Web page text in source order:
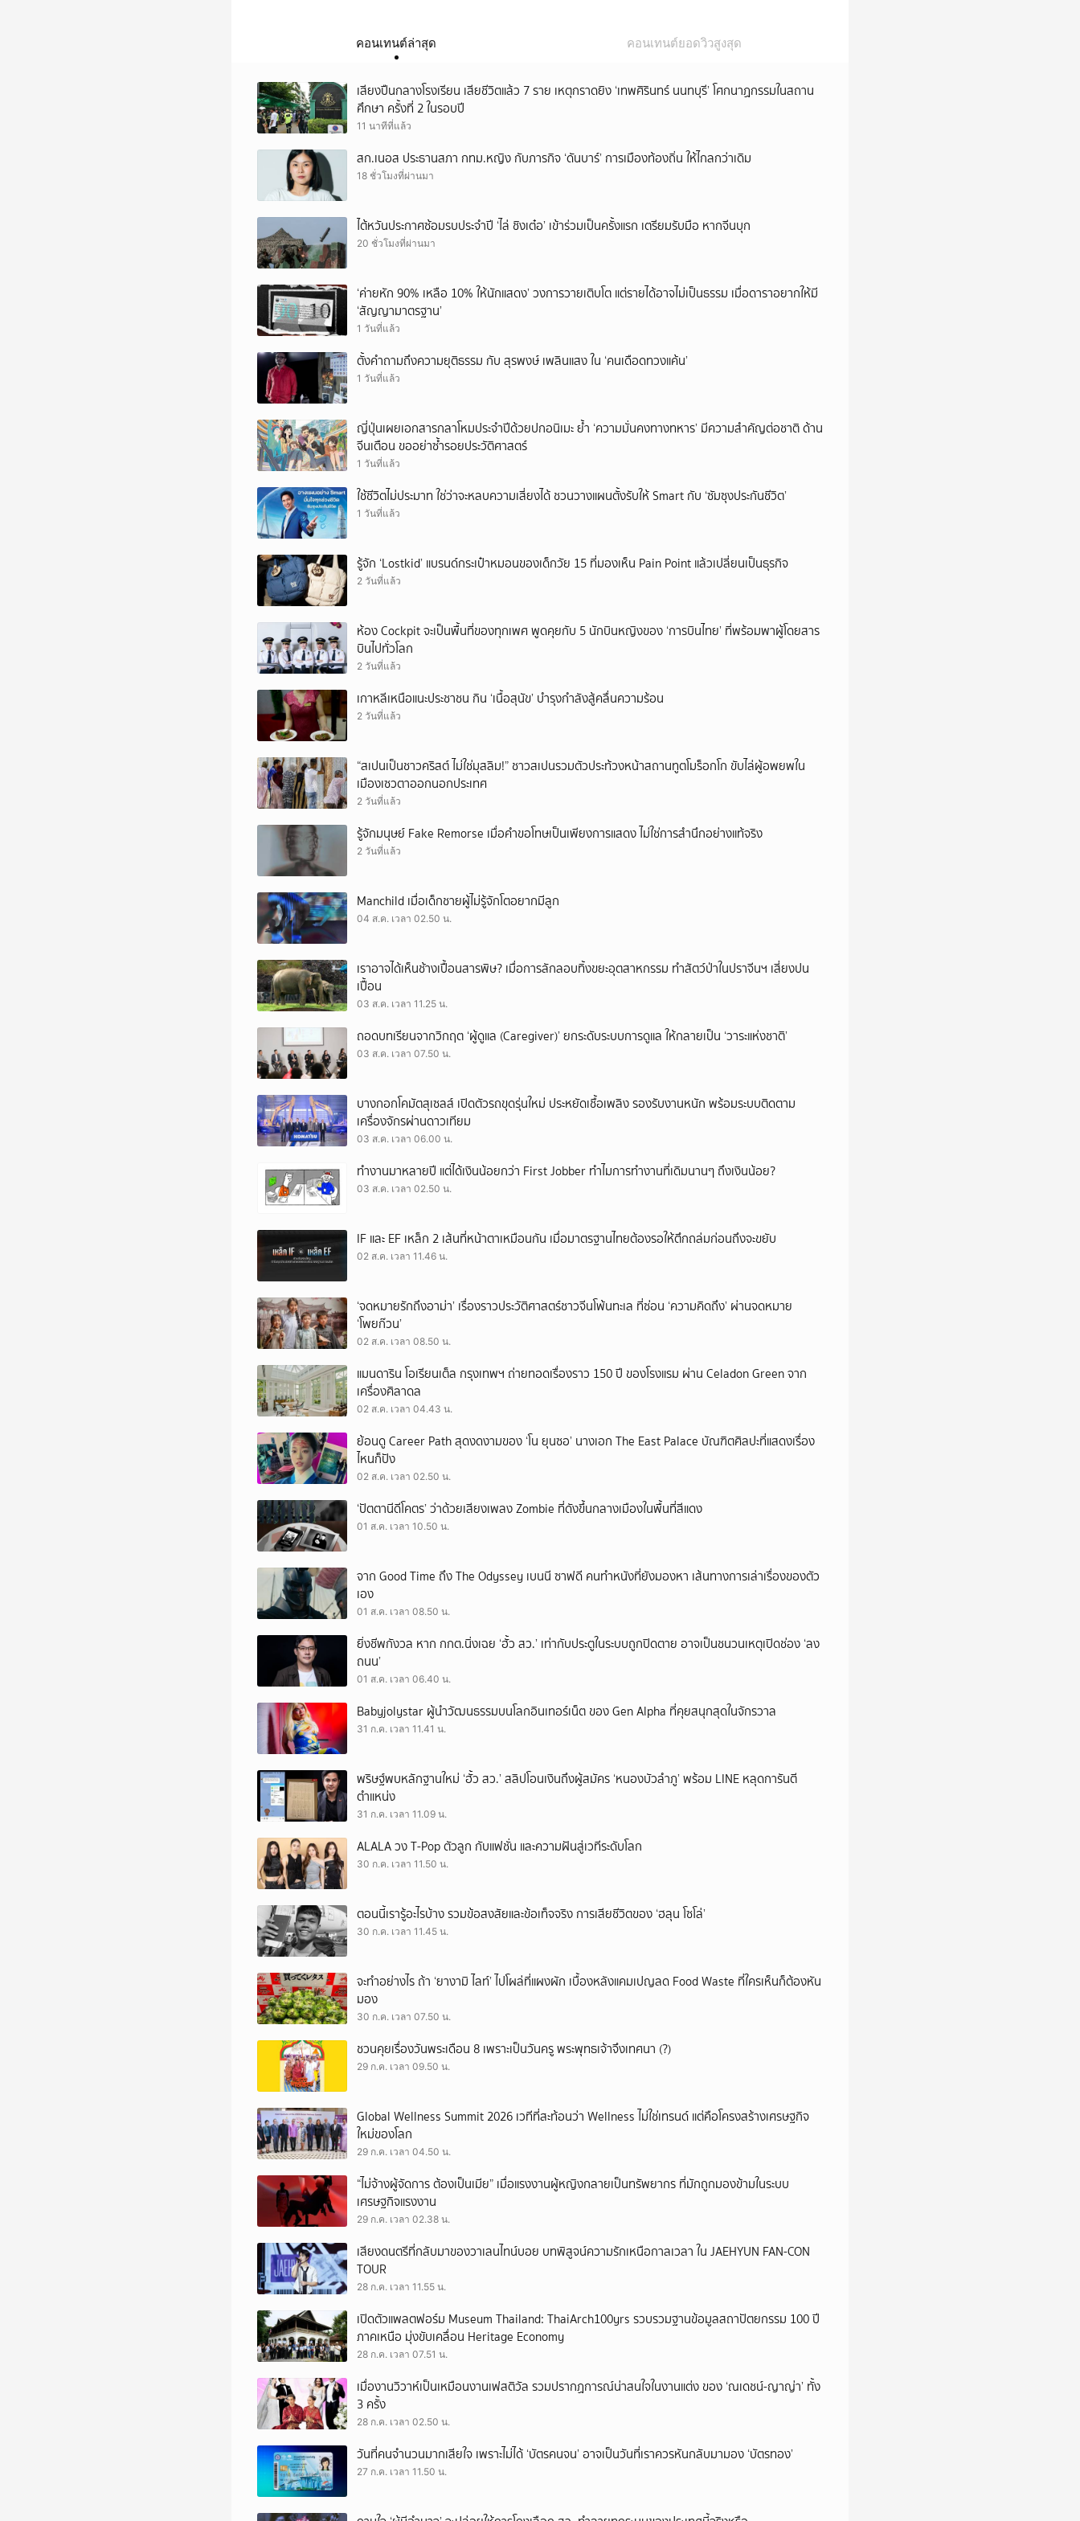
คอนเทนต์ล่าสุด คอนเทนต์ยอดวิวสูงสุด
เสียงปืนกลางโรงเรียน เสียชีวิตแล้ว 7 ราย เหตุกราดยิง ‘เทพศิรินทร์ นนทบุรี’ โศกนาฏกรรมในสถาน
ศึกษา ครั้งที่ 2 ในรอบปี
11 นาทีที่แล้ว
สก.เนอส ประธานสภา กทม.หญิง กับภารกิจ ‘ดันบาร์’ การเมืองท้องถิ่น ให้ไกลกว่าเดิม
18 ชั่วโมงที่ผ่านมา
ไต้หวันประกาศซ้อมรบประจำปี ‘ไล่ ชิงเต๋อ’ เข้าร่วมเป็นครั้งแรก เตรียมรับมือ หากจีนบุก
20 ชั่วโมงที่ผ่านมา
‘ค่ายหัก 90% เหลือ 10% ให้นักแสดง’ วงการวายเติบโต แต่รายได้อาจไม่เป็นธรรม เมื่อดาราอยากให้มี
‘สัญญามาตรฐาน’
1 วันที่แล้ว
ตั้งคำถามถึงความยุติธรรม กับ สุรพงษ์ เพลินแสง ใน ‘คนเดือดทวงแค้น’
1 วันที่แล้ว
ญี่ปุ่นเผยเอกสารกลาโหมประจำปีด้วยปกอนิเมะ ย้ำ ‘ความมั่นคงทางทหาร’ มีความสำคัญต่อชาติ ด้าน
จีนเตือน ขออย่าซ้ำรอยประวัติศาสตร์
1 วันที่แล้ว
ใช้ชีวิตไม่ประมาท ใช่ว่าจะหลบความเสี่ยงได้ ชวนวางแผนตั้งรับให้ Smart กับ ‘ซัมซุงประกันชีวิต’
1 วันที่แล้ว
รู้จัก ‘Lostkid’ แบรนด์กระเป๋าหมอนของเด็กวัย 15 ที่มองเห็น Pain Point แล้วเปลี่ยนเป็นธุรกิจ
2 วันที่แล้ว
ห้อง Cockpit จะเป็นพื้นที่ของทุกเพศ พูดคุยกับ 5 นักบินหญิงของ ‘การบินไทย’ ที่พร้อมพาผู้โดยสาร
บินไปทั่วโลก
2 วันที่แล้ว
เกาหลีเหนือแนะประชาชน กิน ‘เนื้อสุนัข’ บำรุงกำลังสู้คลื่นความร้อน
2 วันที่แล้ว
“สเปนเป็นชาวคริสต์ ไม่ใช่มุสลิม!” ชาวสเปนรวมตัวประท้วงหน้าสถานทูตโมร็อกโก ขับไล่ผู้อพยพใน
เมืองเซวตาออกนอกประเทศ
2 วันที่แล้ว
รู้จักมนุษย์ Fake Remorse เมื่อคำขอโทษเป็นเพียงการแสดง ไม่ใช่การสำนึกอย่างแท้จริง
2 วันที่แล้ว
Manchild เมื่อเด็กชายผู้ไม่รู้จักโตอยากมีลูก
04 ส.ค. เวลา 02.50 น.
เราอาจได้เห็นช้างเปื้อนสารพิษ? เมื่อการลักลอบทิ้งขยะอุตสาหกรรม ทำสัตว์ป่าในปราจีนฯ เสี่ยงปน
เปื้อน
03 ส.ค. เวลา 11.25 น.
ถอดบทเรียนจากวิกฤต ‘ผู้ดูแล (Caregiver)’ ยกระดับระบบการดูแล ให้กลายเป็น ‘วาระแห่งชาติ’
03 ส.ค. เวลา 07.50 น.
บางกอกโคมัตสุเซลส์ เปิดตัวรถขุดรุ่นใหม่ ประหยัดเชื้อเพลิง รองรับงานหนัก พร้อมระบบติดตาม
เครื่องจักรผ่านดาวเทียม
03 ส.ค. เวลา 06.00 น.
ทำงานมาหลายปี แต่ได้เงินน้อยกว่า First Jobber ทำไมการทำงานที่เดิมนานๆ ถึงเงินน้อย?
03 ส.ค. เวลา 02.50 น.
IF และ EF เหล็ก 2 เส้นที่หน้าตาเหมือนกัน เมื่อมาตรฐานไทยต้องรอให้ตึกถล่มก่อนถึงจะขยับ
02 ส.ค. เวลา 11.46 น.
‘จดหมายรักถึงอาม่า’ เรื่องราวประวัติศาสตร์ชาวจีนโพ้นทะเล ที่ซ่อน ‘ความคิดถึง’ ผ่านจดหมาย
‘โพยก๊วน’
02 ส.ค. เวลา 08.50 น.
แมนดาริน โอเรียนเต็ล กรุงเทพฯ ถ่ายทอดเรื่องราว 150 ปี ของโรงแรม ผ่าน Celadon Green จาก
เครื่องศิลาดล
02 ส.ค. เวลา 04.43 น.
ย้อนดู Career Path สุดงดงามของ ‘โน ยุนซอ’ นางเอก The East Palace บัณฑิตศิลปะที่แสดงเรื่อง
ไหนก็ปัง
02 ส.ค. เวลา 02.50 น.
‘ปัตตานีดีโคตร’ ว่าด้วยเสียงเพลง Zombie ที่ดังขึ้นกลางเมืองในพื้นที่สีแดง
01 ส.ค. เวลา 10.50 น.
จาก Good Time ถึง The Odyssey เบนนี ซาฟดี คนทำหนังที่ยังมองหา เส้นทางการเล่าเรื่องของตัว
เอง
01 ส.ค. เวลา 08.50 น.
ยิ่งชีพกังวล หาก กกต.นิ่งเฉย ‘ฮั้ว สว.’ เท่ากับประตูในระบบถูกปิดตาย อาจเป็นชนวนเหตุเปิดช่อง ‘ลง
ถนน’
01 ส.ค. เวลา 06.40 น.
Babyjolystar ผู้นำวัฒนธรรมบนโลกอินเทอร์เน็ต ของ Gen Alpha ที่คุยสนุกสุดในจักรวาล
31 ก.ค. เวลา 11.41 น.
พริษฐ์พบหลักฐานใหม่ ‘ฮั้ว สว.’ สลิปโอนเงินถึงผู้สมัคร ‘หนองบัวลำภู’ พร้อม LINE หลุดการันตี
ตำแหน่ง
31 ก.ค. เวลา 11.09 น.
ALALA วง T-Pop ตัวลูก กับแฟชั่น และความฝันสู่เวทีระดับโลก
30 ก.ค. เวลา 11.50 น.
ตอนนี้เรารู้อะไรบ้าง รวมข้อสงสัยและข้อเท็จจริง การเสียชีวิตของ ‘ฮลุน โซโล่’
30 ก.ค. เวลา 11.45 น.
จะทำอย่างไร ถ้า ‘ยางามิ ไลท์’ ไปโผล่ที่แผงผัก เบื้องหลังแคมเปญลด Food Waste ที่ใครเห็นก็ต้องหัน
มอง
30 ก.ค. เวลา 07.50 น.
ชวนคุยเรื่องวันพระเดือน 8 เพราะเป็นวันครู พระพุทธเจ้าจึงเทศนา (?)
29 ก.ค. เวลา 09.50 น.
Global Wellness Summit 2026 เวทีที่สะท้อนว่า Wellness ไม่ใช่เทรนด์ แต่คือโครงสร้างเศรษฐกิจ
ใหม่ของโลก
29 ก.ค. เวลา 04.50 น.
“ไม่จ้างผู้จัดการ ต้องเป็นเมีย” เมื่อแรงงานผู้หญิงกลายเป็นทรัพยากร ที่มักถูกมองข้ามในระบบ
เศรษฐกิจแรงงาน
29 ก.ค. เวลา 02.38 น.
เสียงดนตรีที่กลับมาของวาเลนไทน์บอย บทพิสูจน์ความรักเหนือกาลเวลา ใน JAEHYUN FAN-CON
TOUR
28 ก.ค. เวลา 11.55 น.
เปิดตัวแพลตฟอร์ม Museum Thailand: ThaiArch100yrs รวบรวมฐานข้อมูลสถาปัตยกรรม 100 ปี
ภาคเหนือ มุ่งขับเคลื่อน Heritage Economy
28 ก.ค. เวลา 07.51 น.
เมื่องานวิวาห์เป็นเหมือนงานเฟสติวัล รวมปรากฏการณ์น่าสนใจในงานแต่ง ของ ‘ณเดชน์-ญาญ่า’ ทั้ง
3 ครั้ง
28 ก.ค. เวลา 02.50 น.
วันที่คนจำนวนมากเสียใจ เพราะไม่ได้ ‘บัตรคนจน’ อาจเป็นวันที่เราควรหันกลับมามอง ‘บัตรทอง’
27 ก.ค. เวลา 11.50 น.